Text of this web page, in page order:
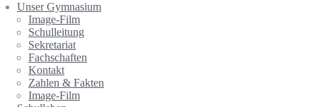
Unser Gymnasium
Image-Film
Schulleitung
Sekretariat
Fachschaften
Kontakt
Zahlen & Fakten
Image-Film